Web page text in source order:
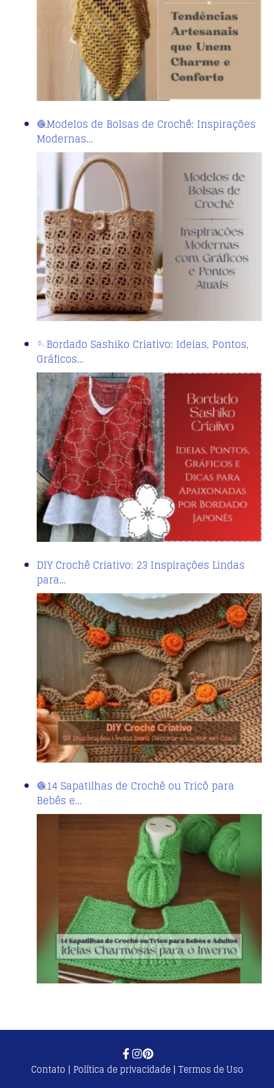
🧶Modelos de Bolsas de Crochê: Inspirações
Modernas…
🪡Bordado Sashiko Criativo: Ideias, Pontos,
Gráficos…
DIY Crochê Criativo: 23 Inspirações Lindas
para…
🧶14 Sapatilhas de Crochê ou Tricô para
Bebês e…
Contato | Política de privacidade| Termos de Uso